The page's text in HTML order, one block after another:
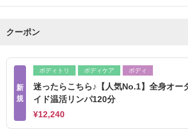
クーポン
新
規
ボディトリ ボディケア ボディ
迷ったらこちら♪【人気No.1】全身オー
イド温活リンパ120分
¥12,240